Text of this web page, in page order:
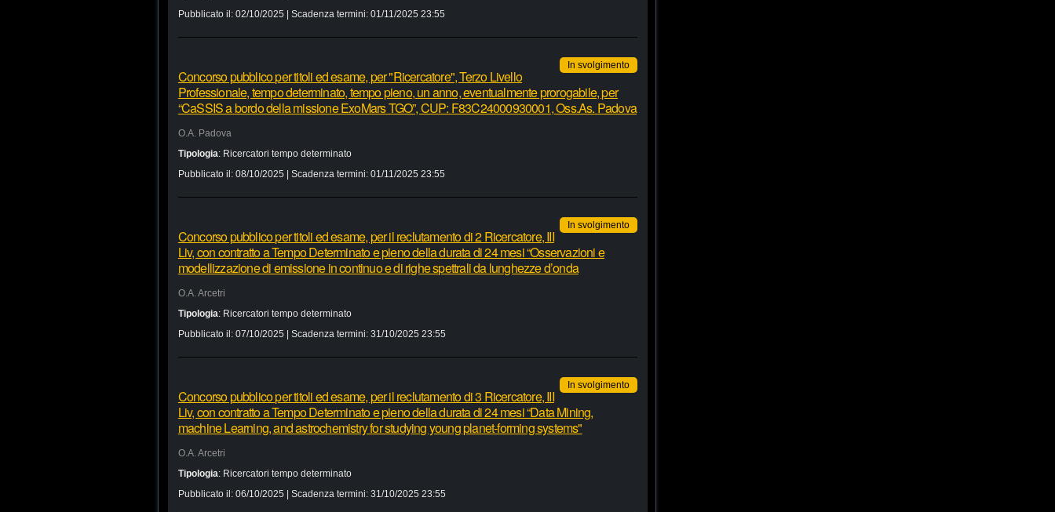
Pubblicato il: 02/10/2025 | Scadenza termini: 01/11/2025 23:55
In svolgimento
Concorso pubblico per titoli ed esame, per "Ricercatore", Terzo Livello
Professionale, tempo determinato, tempo pieno, un anno, eventualmente prorogabile, per
“CaSSIS a bordo della missione ExoMars TGO”, CUP: F83C24000930001, Oss.As. Padova
O.A. Padova
Tipologia: Ricercatori tempo determinato
Pubblicato il: 08/10/2025 | Scadenza termini: 01/11/2025 23:55
In svolgimento
Concorso pubblico per titoli ed esame, per il reclutamento di 2 Ricercatore, III
Liv, con contratto a Tempo Determinato e pieno della durata di 24 mesi “Osservazioni e
modellizzazione di emissione in continuo e di righe spettrali da lunghezze d’onda
O.A. Arcetri
Tipologia: Ricercatori tempo determinato
Pubblicato il: 07/10/2025 | Scadenza termini: 31/10/2025 23:55
In svolgimento
Concorso pubblico per titoli ed esame, per il reclutamento di 3 Ricercatore, III
Liv, con contratto a Tempo Determinato e pieno della durata di 24 mesi “Data Mining,
machine Learning, and astrochemistry for studying young planet-forming systems"
O.A. Arcetri
Tipologia: Ricercatori tempo determinato
Pubblicato il: 06/10/2025 | Scadenza termini: 31/10/2025 23:55